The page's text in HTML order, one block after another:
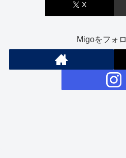
X
Migoをフォ